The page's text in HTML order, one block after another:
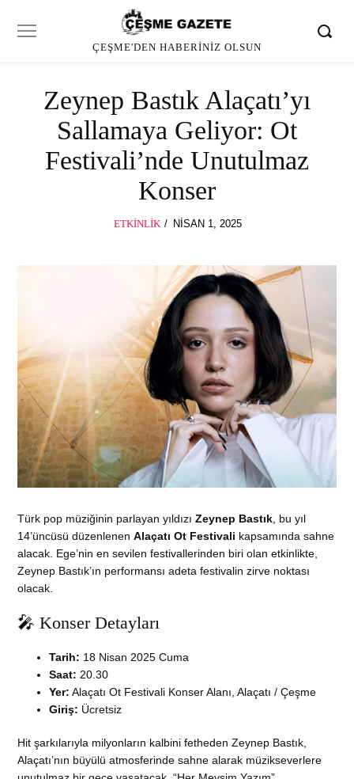
ÇEŞME'DEN HABERINIZ OLSUN
Zeynep Bastık Alaçatı’yı
Sallamaya Geliyor: Ot
Festivali’nde Unutulmaz
Konser
ETKINLIK
POSTED
NISAN 1, 2025
Türk pop müziğinin parlayan yıldızıZeynep Bastık, bu yıl
14’üncüsü düzenlenenAlaçatı Ot Festivali kapsamında sahne
alacak. Ege’nin en sevilen festivallerinden biri olan etkinlikte,
Zeynep Bastık’ın performansı adeta festivalin zirve noktası
olacak.
🎤 Konser Detayları
Tarih: 18 Nisan 2025 Cuma
Saat: 20.30
Yer: Alaçatı Ot Festivali Konser Alanı, Alaçatı / Çeşme
Giriş: Ücretsiz
Hit şarkılarıyla milyonların kalbini fetheden Zeynep Bastık,
Alaçatı’nın büyülü atmosferinde sahne alarak müzikseverlere